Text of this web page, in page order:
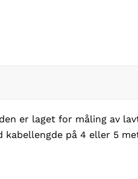
er laget for måling av
kabellengde på 4 eller 5